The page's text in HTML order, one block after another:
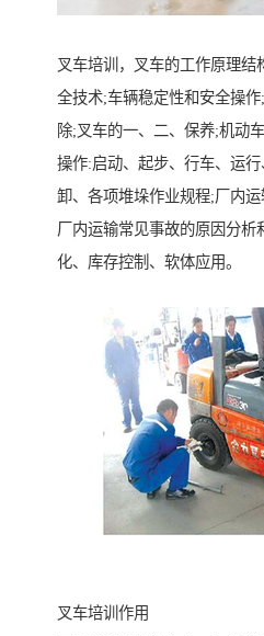
叉车培训，叉车的工作原理结
全技术;车辆稳定性和安全操
除;叉车的一、二、保养;机动
操作:启动、起步、行车、运
卸、各项堆垛作业规程;厂内
厂内运输常见事故的原因分析
化、库存控制、软体应用。
叉车培训作用